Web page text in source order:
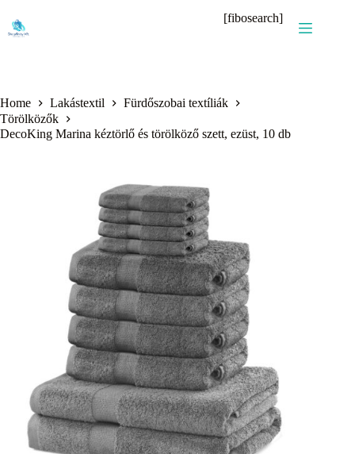
content
[fibosearch]
Home Lakástextil
Fürdőszobai textíliák
Törölközők
DecoKing Marina kéztörlő és törölköző szett, ezüst, 10 db